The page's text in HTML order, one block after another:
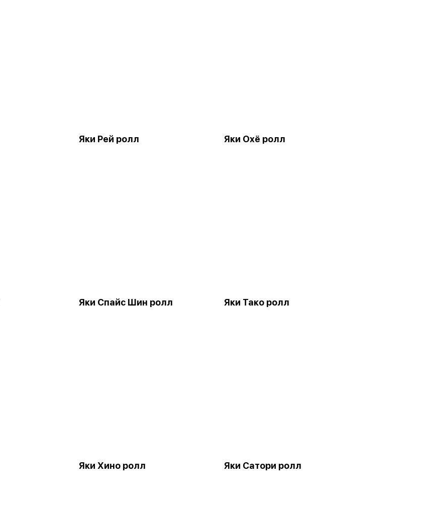
Яки Рей ролл Яки Охё ролл
Яки Спайс Шин ролл Яки Тако ролл
Яки Хино ролл Яки Сатори ролл